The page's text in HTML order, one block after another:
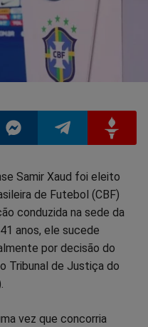
no
Compartilhar
no
Telegram
no
Gettr
Samir Xaud foi eleito
de Futebol (CBF)
conduzida na sede da
anos, ele sucede
por decisão do
Tribunal de Justiça do
vez que concorria